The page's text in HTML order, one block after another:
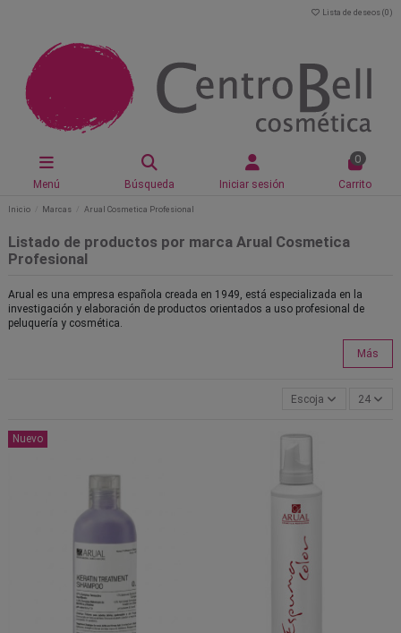
Lista de deseos (0 )
Menú Búsqueda Iniciar sesión
0
Carrito
Inicio Marcas Arual Cosmetica Profesional
Listado de productos por marca Arual Cosmetica
Profesional
Arual es una empresa española creada en 1949, está especializada en la
investigación y elaboración de productos orientados a uso profesional de
peluquería y cosmética.
Más
Escoja 24
Nuevo